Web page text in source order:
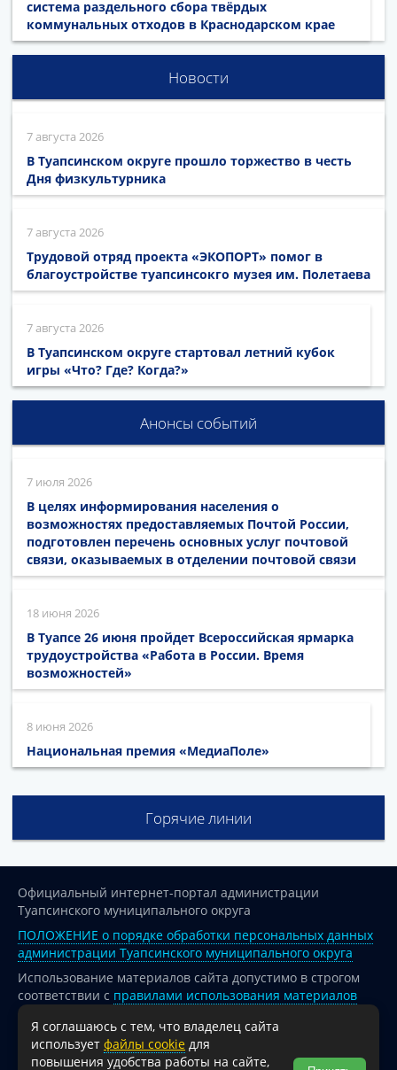
система раздельного сбора твёрдых
коммунальных отходов в Краснодарском крае
Новости
7 августа 2026
В Туапсинском округе прошло торжество в честь
Дня физкультурника
7 августа 2026
Трудовой отряд проекта «ЭКОПОРТ» помог в
благоустройстве туапсинсокго музея им. Полетаева
7 августа 2026
В Туапсинском округе стартовал летний кубок
игры «Что? Где? Когда?»
Анонсы событий
7 июля 2026
В целях информирования населения о
возможностях предоставляемых Почтой России,
подготовлен перечень основных услуг почтовой
связи, оказываемых в отделении почтовой связи
18 июня 2026
В Туапсе 26 июня пройдет Всероссийская ярмарка
трудоустройства «Работа в России. Время
возможностей»
8 июня 2026
Национальная премия «МедиаПоле»
Горячие линии
Официальный интернет-портал администрации
Туапсинского муниципального округа
ПОЛОЖЕНИЕ о порядке обработки персональных данных
администрации Туапсинского муниципального округа
Использование материалов сайта допустимо в строгом
соответствии с правилами использования материалов
опубликованных на сайте
При перепечатке и использовании информации ссылка
на источник обязательна.
Я соглашаюсь с тем, что владелец сайта
использует файлы cookie для
повышения удобства работы на сайте,